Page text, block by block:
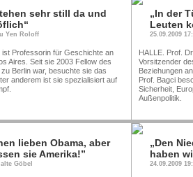
sehr still da und
Yen Roloff
ist Professorin für Geschichte an
Aires. Seit sie 2003 Fellow des
Berlin war, besuchte sie das
anderem ist sie spezialisiert auf
„In der
Leuten
25.09.2009
HALLE. Prof.
Vorsitzender
Beziehungen
Prof. Bagci
Sicherheit,
Außenpolitik.
lieben Obama, aber
sie Amerika!”
Göbel
„Den
haben
24.09.2009